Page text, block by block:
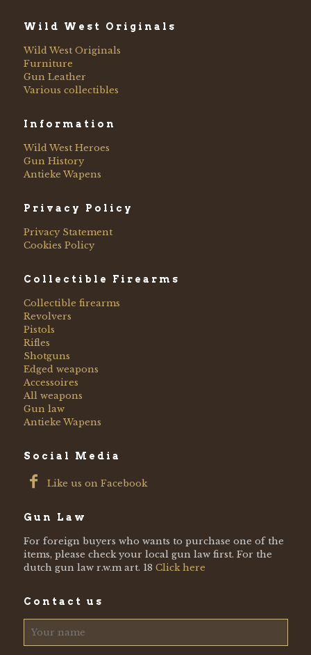
Wild West Originals
Wild West Originals
Furniture
Gun Leather
Various collectibles
Information
Wild West Heroes
Gun History
Antieke Wapens
Privacy Policy
Privacy Statement
Cookies Policy
Collectible Firearms
Collectible firearms
Revolvers
Pistols
Rifles
Shotguns
Edged weapons
Accessoires
All weapons
Gun law
Antieke Wapens
Social Media
Like us on Facebook
Gun Law
For foreign buyers who wants to purchase one of the
items, please check your local gun law first. For the
dutch gun law r.w.m art. 18 Click here
Contact us